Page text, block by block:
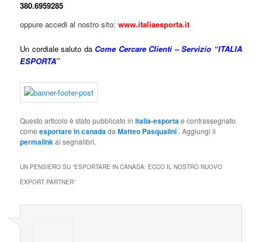
380.6959285
oppure accedi al nostro sito:www.italiaesporta.it
Un cordiale saluto daCome Cercare Clienti – Servizio “ITALIA
ESPORTA”
Questo articolo è stato pubblicato initalia-esporta e contrassegnato
comeesportare in canada daMatteo Pasqualini . Aggiungi il
permalink ai segnalibri.
UN PENSIERO SU “ESPORTARE IN CANADA: ECCO IL NOSTRO NUOVO
EXPORT PARTNER”